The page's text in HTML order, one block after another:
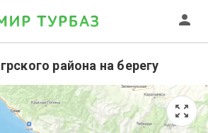
района на берегу